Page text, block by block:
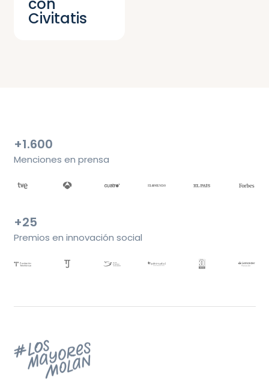
Civitatis
+1.600
Menciones en prensa
+25
Premios en innovación social